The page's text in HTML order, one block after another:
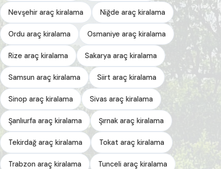
Nevşehir araç kiralama Niğde araç kiralama
Ordu araç kiralama Osmaniye araç kiralama
Rize araç kiralama Sakarya araç kiralama
Samsun araç kiralama Siirt araç kiralama
Sinop araç kiralama Sivas araç kiralama
Şanlıurfa araç kiralama Şırnak araç kiralama
Tekirdağ araç kiralama Tokat araç kiralama
Trabzon araç kiralama Tunceli araç kiralama